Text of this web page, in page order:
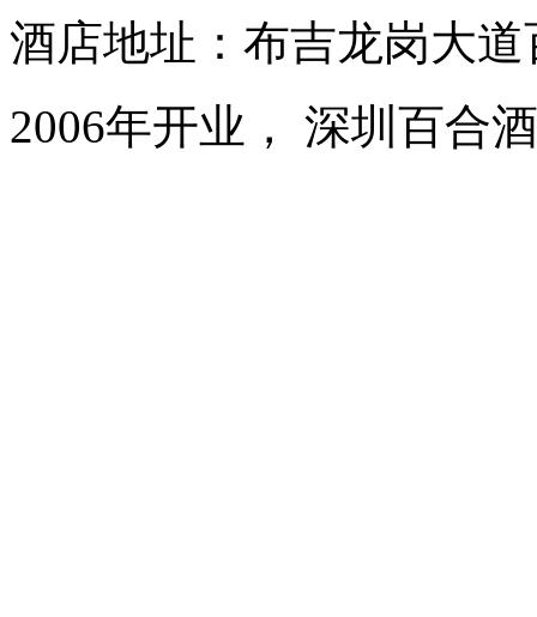
酒店地址：布吉龙岗大
2006年开业， 深圳百